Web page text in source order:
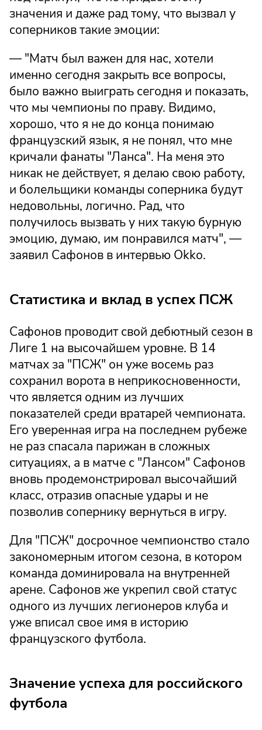
значения и даже рад тому, что вызвал у
соперников такие эмоции:
— "Матч был важен для нас, хотели
именно сегодня закрыть все вопросы,
было важно выиграть сегодня и показать,
что мы чемпионы по праву. Видимо,
хорошо, что я не до конца понимаю
французский язык, я не понял, что мне
кричали фанаты "Ланса". На меня это
никак не действует, я делаю свою работу,
и болельщики команды соперника будут
недовольны, логично. Рад, что
получилось вызвать у них такую бурную
эмоцию, думаю, им понравился матч", —
заявил Сафонов в интервью Okko.
Статистика и вклад в успех ПСЖ
Сафонов проводит свой дебютный сезон в
Лиге 1 на высочайшем уровне. В 14
матчах за "ПСЖ" он уже восемь раз
сохранил ворота в неприкосновенности,
что является одним из лучших
показателей среди вратарей чемпионата.
Его уверенная игра на последнем рубеже
не раз спасала парижан в сложных
ситуациях, а в матче с "Лансом" Сафонов
вновь продемонстрировал высочайший
класс, отразив опасные удары и не
позволив сопернику вернуться в игру.
Для "ПСЖ" досрочное чемпионство стало
закономерным итогом сезона, в котором
команда доминировала на внутренней
арене. Сафонов же укрепил свой статус
одного из лучших легионеров клуба и
уже вписал свое имя в историю
французского футбола.
Значение успеха для российского
футбола